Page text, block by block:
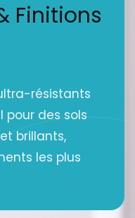
Finitions
résistants
pour des sols
brillants,
les plus